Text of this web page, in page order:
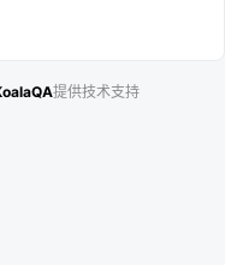
提供技术支持